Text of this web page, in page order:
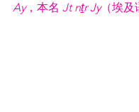
Ay，本名 Jt nṯr Jy（埃及